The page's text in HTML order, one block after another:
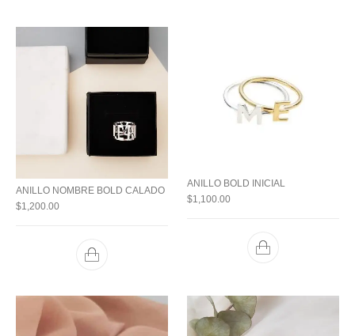
ANILLO NOMBRE BOLD CALADO
$1,200.00
ANILLO BOLD INICIAL
$1,100.00